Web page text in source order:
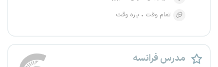
تمام وقت
پاره وقت
مدرس فرانسه